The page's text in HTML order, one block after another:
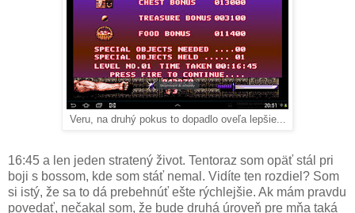
Veru, na druhý pokus to dopadlo oveľa lepšie...
16:45 a len jeden stratený život. Tentoraz som opäť stál pri
boji s bossom, kde som stáť nemal. Vidíte ten rozdiel? Som
si istý, že sa to dá prebehnúť ešte rýchlejšie. Ak mám pravdu
povedať, nečakal som, že bude druhá úroveň pre mňa taká